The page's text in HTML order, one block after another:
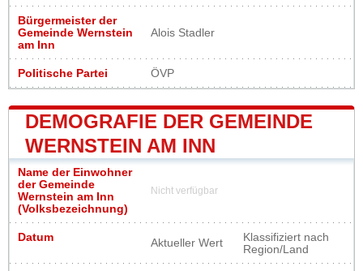
Bürgermeister der
Gemeinde Wernstein
am Inn
Alois Stadler
Politische Partei ÖVP
DEMOGRAFIE DER GEMEINDE
WERNSTEIN AM INN
Name der Einwohner
der Gemeinde
Wernstein am Inn
(Volksbezeichnung)
Nicht verfügbar
Datum Aktueller Wert
Klassifiziert nach
Region/Land